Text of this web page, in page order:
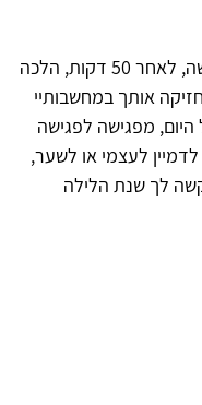
גם כשתצא מחדר הטיפול בסיום הפגישה, לאחר 50 דקות, הלכה
אותך במחשבותיי
מפגישה לפגישה
לדמיין לעצמי או לשער,
לך שנת הלילה